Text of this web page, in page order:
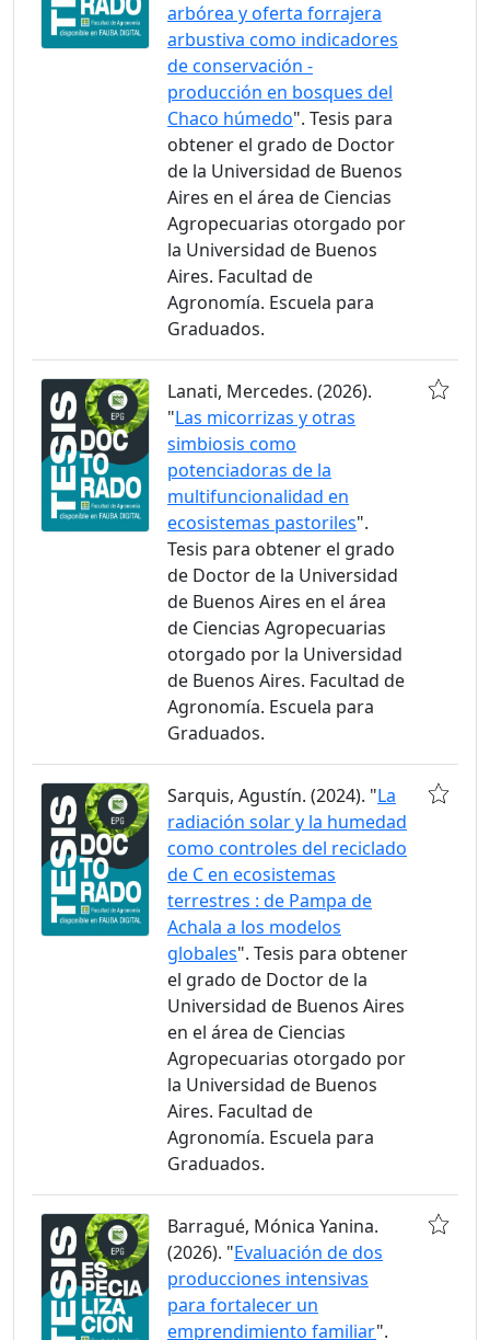
arbórea y oferta forrajera
arbustiva como indicadores
de conservación -
producción en bosques del
Chaco húmedo". Tesis para
obtener el grado de Doctor
de la Universidad de Buenos
Aires en el área de Ciencias
Agropecuarias otorgado por
la Universidad de Buenos
Aires. Facultad de
Agronomía. Escuela para
Graduados.
Lanati, Mercedes. (2026).
"Las micorrizas y otras
simbiosis como
potenciadoras de la
multifuncionalidad en
ecosistemas pastoriles".
Tesis para obtener el grado
de Doctor de la Universidad
de Buenos Aires en el área
de Ciencias Agropecuarias
otorgado por la Universidad
de Buenos Aires. Facultad de
Agronomía. Escuela para
Graduados.
Sarquis, Agustín. (2024). "La
radiación solar y la humedad
como controles del reciclado
de C en ecosistemas
terrestres : de Pampa de
Achala a los modelos
globales". Tesis para obtener
el grado de Doctor de la
Universidad de Buenos Aires
en el área de Ciencias
Agropecuarias otorgado por
la Universidad de Buenos
Aires. Facultad de
Agronomía. Escuela para
Graduados.
Barragué, Mónica Yanina.
(2026). "Evaluación de dos
producciones intensivas
para fortalecer un
emprendimiento familiar".